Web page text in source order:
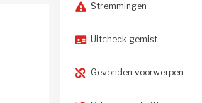
Stremmingen
Uitcheck gemist
Gevonden voorwerpen